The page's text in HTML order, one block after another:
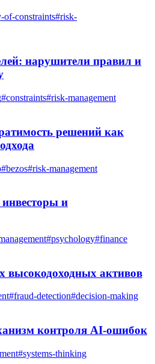
of-constraints#risk-
нарушители правил и
#constraints#risk-management
решений как
#bezos#risk-management
и
#psychology#finance
высокодоходных активов
#fraud-detection#decision-making
контроля AI-ошибок
#systems-thinking